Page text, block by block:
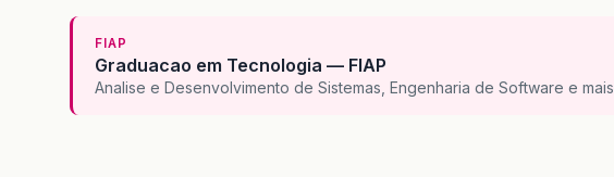
FIAP
Graduacao em Tecnologia — FIAP
Analise e Desenvolvimento de Sistemas, Engenharia de Software e mais